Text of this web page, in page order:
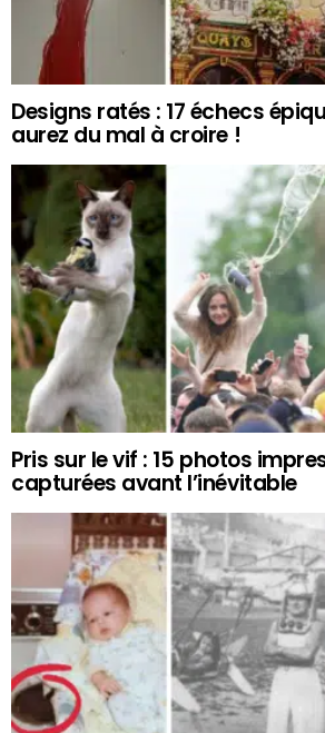
Designs ratés : 17 échecs
aurez du mal à croire !
Pris sur le vif : 15 photos
capturées avant l’inévitable